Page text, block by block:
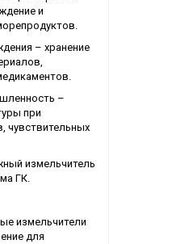
и
– хранение
–
при
чувствительных
измельчитель
ГК.
измельчители
для